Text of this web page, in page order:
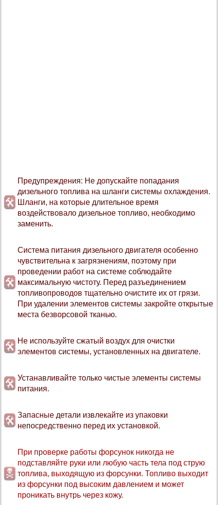
Предупреждения: Не допускайте попадания
дизельного топлива на шланги системы охлаждения.
Шланги, на которые длительное время
воздействовало дизельное топливо, необходимо
заменить.
Система питания дизельного двигателя особенно
чувствительна к загрязнениям, поэтому при
проведении работ на системе соблюдайте
максимальную чистоту. Перед разъединением
топливопроводов тщательно очистите их от грязи.
При удалении элементов системы закройте открытые
места безворсовой тканью.
Не используйте сжатый воздух для очистки
элементов системы, установленных на двигателе.
Устанавливайте только чистые элементы системы
питания.
Запасные детали извлекайте из упаковки
непосредственно перед их установкой.
При проверке работы форсунок никогда не
подставляйте руки или любую часть тела под струю
топлива, выходящую из форсунки. Топливо выходит
из форсунки под высоким давлением и может
проникать внутрь через кожу.